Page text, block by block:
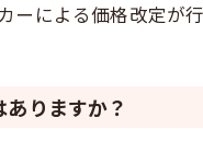
による価格改定が
りますか？